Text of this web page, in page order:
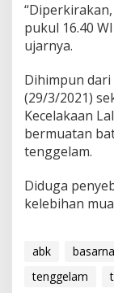
pukul 16.40
ujarnya.
Dihimpun dari
(29/3/2021)
Kecelakaan
bermuatan
tenggelam.
Diduga
kelebihan
abk
tenggelam